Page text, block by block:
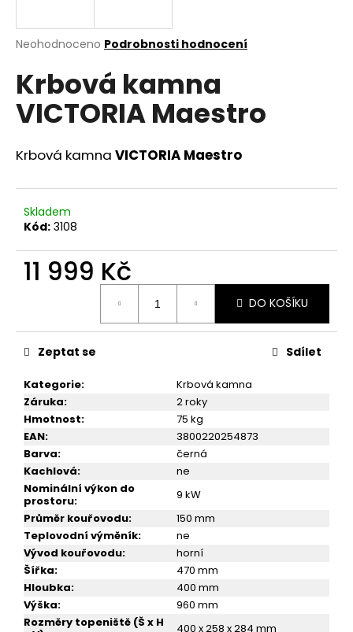
Průměrné
produktu
je
0,0
z
hvězdiček.
Neohodnoceno Podrobnosti hodnocení
Krbová kamna
VICTORIA Maestro
Krbová kamna VICTORIA Maestro
Skladem
Kód: 3108
11 999 Kč
DO KOŠÍKU
Kategorie:
Krbová kamna
Záruka:
2 roky
Hmotnost:
75 kg
EAN:
3800220254873
Barva:
černá
Kachlová:
ne
Nominální výkon do
prostoru:
9 kW
Průměr kouřovodu:
150 mm
Teplovodní výměník:
ne
Vývod kouřovodu:
horní
Šířka:
470 mm
Hloubka:
400 mm
Výška:
960 mm
Rozměry topeniště (Š x H
400 x 258 x 284 mm
Zeptat se Sdílet
j
t
?
D
o
u
č
e
m
e
KRBOVÁ
KAMNA
VICTORIA
TRIUMPH
16
999
Kč